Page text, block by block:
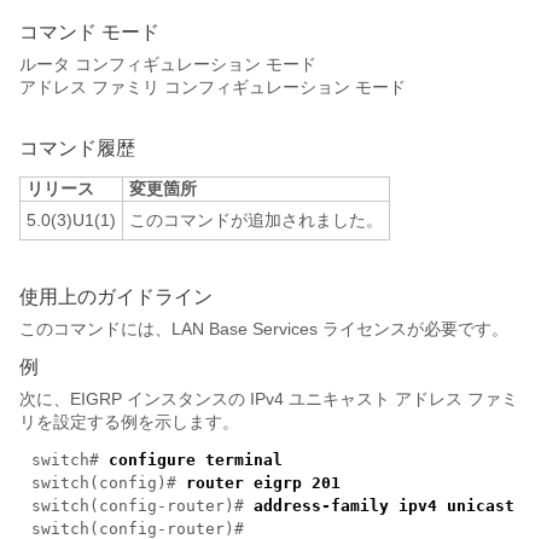
コマンド モード
ルータ コンフィギュレーション モード
アドレス ファミリ コンフィギュレーション モード
コマンド履歴
リリース
変更箇所
5.0(3)U1(1)
このコマンドが追加されました。
使用上のガイドライン
このコマンドには、LAN Base Services ライセンスが必要です。
例
次に、EIGRP インスタンスの IPv4 ユニキャスト アドレス ファミ
リを設定する例を示します。
switch# configure terminal
switch(config)# router eigrp 201
switch(config-router)# address-family ipv4 unicast
switch(config-router)#